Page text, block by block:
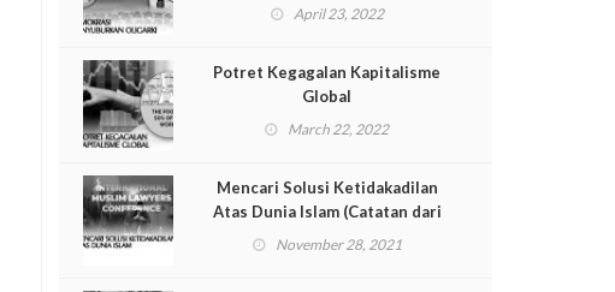
April 23, 2022
Potret Kegagalan Kapitalisme
Global
March 22, 2022
Mencari Solusi Ketidakadilan
Atas Dunia Islam (Catatan dari
International Muslim Lawyer
November 28, 2021